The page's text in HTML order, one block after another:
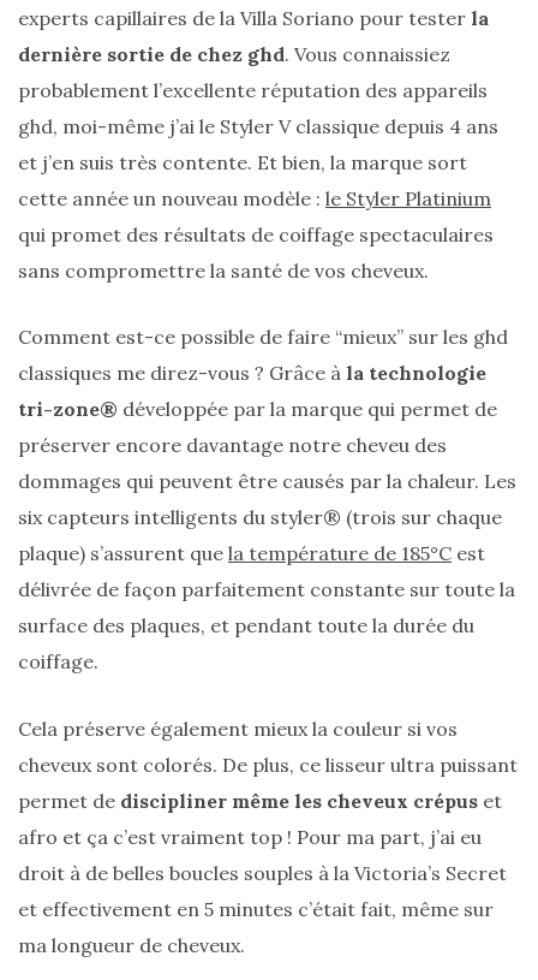
experts capillaires de la Villa Soriano pour tester la
dernière sortie de chez ghd. Vous connaissiez
probablement l’excellente réputation des appareils
ghd, moi-même j’ai le Styler V classique depuis 4 ans
et j’en suis très contente. Et bien, la marque sort
cette année un nouveau modèle : le Styler Platinium
qui promet des résultats de coiffage spectaculaires
sans compromettre la santé de vos cheveux.
Comment est-ce possible de faire “mieux” sur les ghd
classiques me direz-vous ? Grâce à la technologie
tri-zone® développée par la marque qui permet de
préserver encore davantage notre cheveu des
dommages qui peuvent être causés par la chaleur. Les
six capteurs intelligents du styler® (trois sur chaque
plaque) s’assurent que la température de 185°C est
délivrée de façon parfaitement constante sur toute la
surface des plaques, et pendant toute la durée du
coiffage.
Cela préserve également mieux la couleur si vos
cheveux sont colorés. De plus, ce lisseur ultra puissant
permet de discipliner même les cheveux crépus et
afro et ça c’est vraiment top ! Pour ma part, j’ai eu
droit à de belles boucles souples à la Victoria’s Secret
et effectivement en 5 minutes c’était fait, même sur
ma longueur de cheveux.